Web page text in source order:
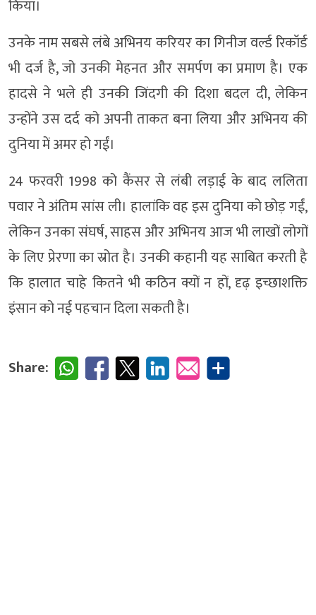
किया।
उनके नाम सबसे लंबे अभिनय करियर का गिनीज वर्ल्ड रिकॉर्ड
भी दर्ज है, जो उनकी मेहनत और समर्पण का प्रमाण है। एक
हादसे ने भले ही उनकी जिंदगी की दिशा बदल दी, लेकिन
उन्होंने उस दर्द को अपनी ताकत बना लिया और अभिनय की
दुनिया में अमर हो गईं।
24 फरवरी 1998 को कैंसर से लंबी लड़ाई के बाद ललिता
पवार ने अंतिम सांस ली। हालांकि वह इस दुनिया को छोड़ गईं,
लेकिन उनका संघर्ष, साहस और अभिनय आज भी लाखों लोगों
के लिए प्रेरणा का स्रोत है। उनकी कहानी यह साबित करती है
कि हालात चाहे कितने भी कठिन क्यों न हों, दृढ़ इच्छाशक्ति
इंसान को नई पहचान दिला सकती है।
Share: